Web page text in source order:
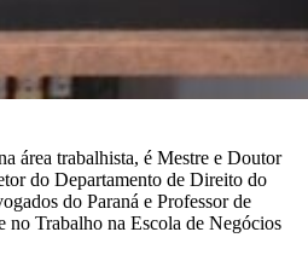
área trabalhista, é Mestre e Doutor
do Departamento de Direito do
do Paraná e Professor de
no Trabalho na Escola de Negócios